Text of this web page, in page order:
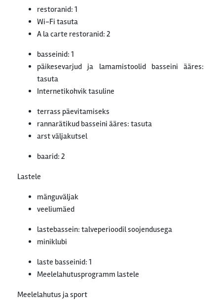
restoranid: 1
Wi-Fi tasuta
A la carte restoranid: 2
basseinid: 1
päikesevarjud ja lamamistoolid basseini ääres:
tasuta
Internetikohvik tasuline
terrass päevitamiseks
rannarätikud basseini ääres: tasuta
arst väljakutsel
baarid: 2
Lastele
mänguväljak
veeliumäed
lastebassein: talveperioodil soojendusega
miniklubi
laste basseinid: 1
Meelelahutusprogramm lastele
Meelelahutus ja sport